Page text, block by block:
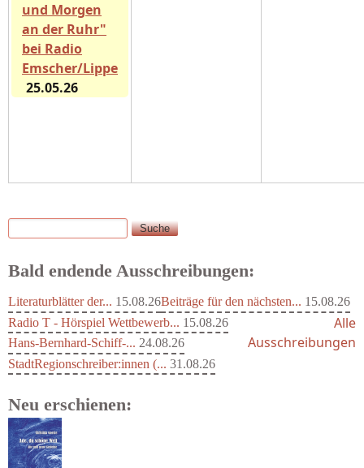
und Morgen
an der Ruhr"
bei Radio
Emscher/Lippe
25.05.26
Suchformular
Suche
Bald endende Ausschreibungen:
Literaturblätter der... 15.08.26Beiträge für den nächsten... 15.08.26
Radio T - Hörspiel Wettbewerb... 15.08.26
Hans-Bernhard-Schiff-... 24.08.26
StadtRegionschreiber:innen (... 31.08.26
Alle
Ausschreibungen
Neu erschienen:
Schaffelhofer, Jörg - knapp am...